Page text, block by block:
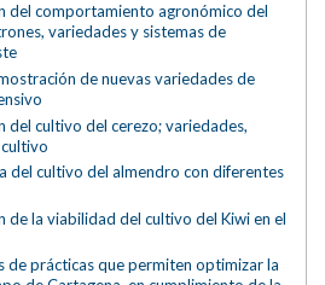
del comportamiento agronómico del
variedades y sistemas de
de nuevas variedades de
del cultivo del cerezo; variedades,
del cultivo del almendro con diferentes
de la viabilidad del cultivo del Kiwi en el
de prácticas que permiten optimizar la